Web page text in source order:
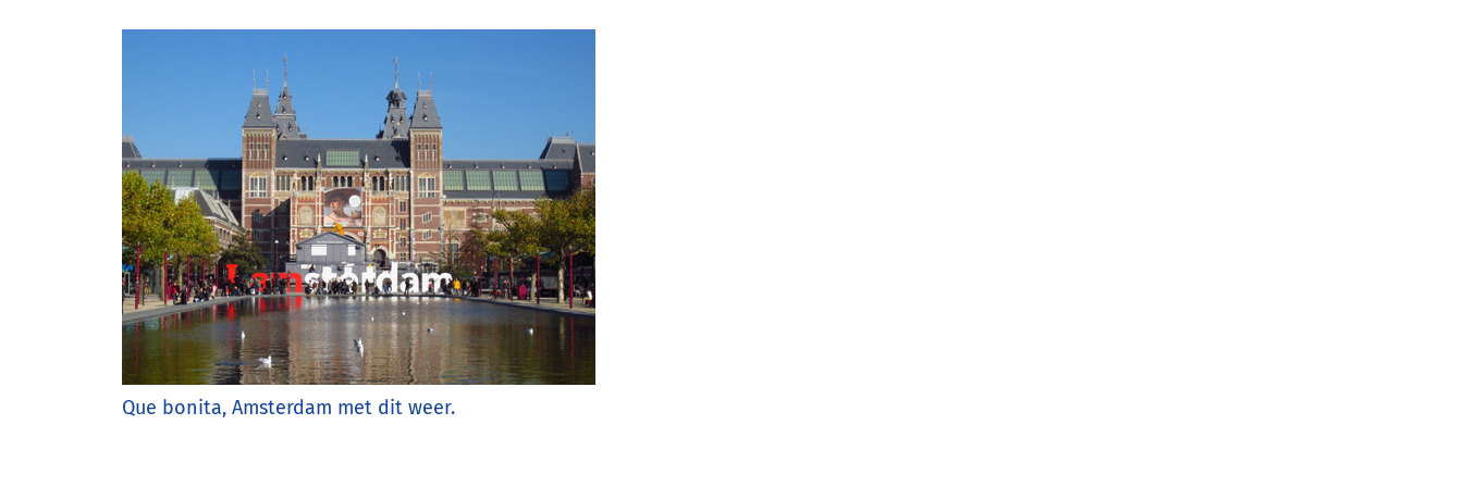
Que bonita, Amsterdam met dit weer.